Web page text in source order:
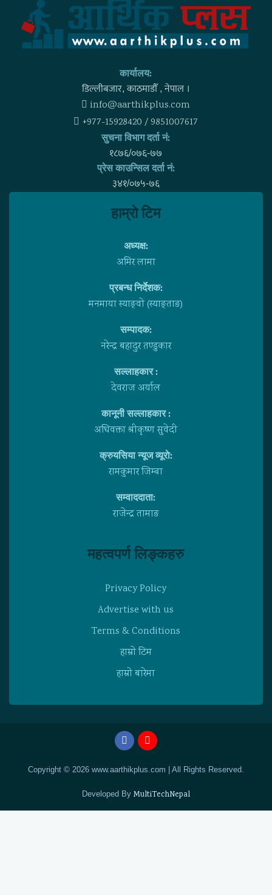
कार्यालय:
डिल्लीबजार, काठमाडाैँ , नेपाल ।
info@aarthikplus.com
+977-15928420 / 9851007617
सुचना विभाग दर्ता नं:
१८७६/०७६-७७
प्रेस काउन्सिल दर्ता नं:
३४१/०७५-७६
हाम्राे टिम
अध्यक्ष:
अमिर लामा
प्रबन्ध निर्देशक:
मनमाया स्याङ्वाे (स्याङ्ताङ)
सम्पादक:
नरेन्द्र बहादुर तण्डुकार
सल्लाहकार :
देवराज अर्याल
कानूनी सल्लाहकार :
अधिवक्ता श्रीकृष्ण सुवेदी
क्रुयसिया न्यूज व्यूराे:
रामकुमार जिम्बा
सम्वाददाता:
राजेन्द्र तामाङ
महत्वपर्ण लिङ्कहरु
Privacy Policy
Advertise with us
Terms & Conditions
हाम्राे टिम
हाम्राे बारेमा
Copyright © 2026 www.aarthikplus.com | All Rights Reserved.
Developed By MultiTechNepal